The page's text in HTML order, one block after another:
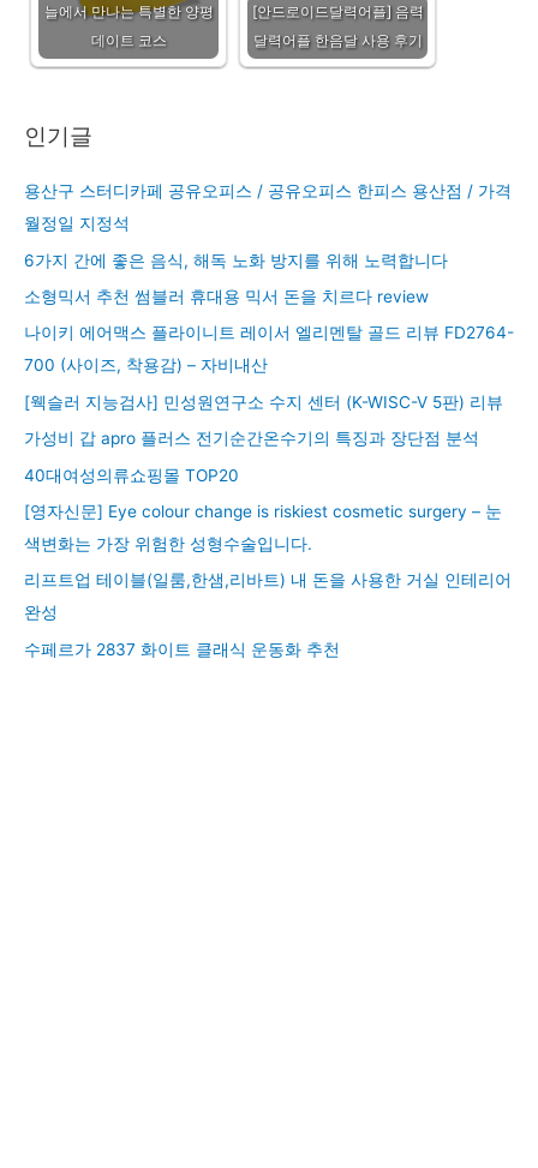
늘에서 만나는 특별한 양평
데이트 코스
[안드로이드달력어플] 음력
달력어플 한음달 사용 후기
인기글
용산구 스터디카페 공유오피스 / 공유오피스 한피스 용산점 / 가격
월정일 지정석
6가지 간에 좋은 음식, 해독 노화 방지를 위해 노력합니다
소형믹서 추천 썸블러 휴대용 믹서 돈을 치르다 review
나이키 에어맥스 플라이니트 레이서 엘리멘탈 골드 리뷰 FD2764-
700 (사이즈, 착용감) – 자비내산
[웩슬러 지능검사] 민성원연구소 수지 센터 (K-WISC-V 5판) 리뷰
가성비 갑 apro 플러스 전기순간온수기의 특징과 장단점 분석
40대여성의류쇼핑몰 TOP20
[영자신문] Eye colour change is riskiest cosmetic surgery – 눈
색변화는 가장 위험한 성형수술입니다.
리프트업 테이블(일룸,한샘,리바트) 내 돈을 사용한 거실 인테리어
완성
수페르가 2837 화이트 클래식 운동화 추천